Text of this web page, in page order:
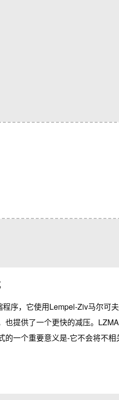
序，它使用Lempel-Ziv马尔可
也提供了一个更快的减压。
的一个重要意义是-它不会将不相